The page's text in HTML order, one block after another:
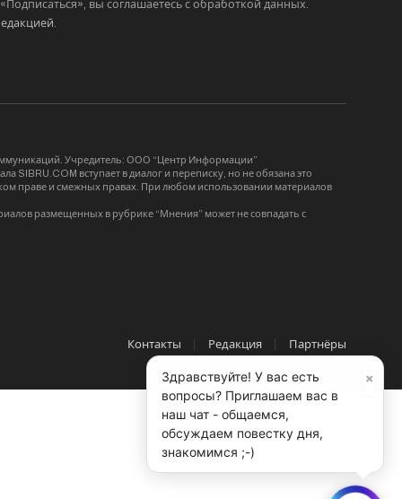
вы соглашаетесь с обработкой данных.
Учредитель: ООО “Центр Информации”
SIBRU.COM вступает в диалог и переписку, но не обязана это
праве и смежных правах. При любом использовании материалов
размещенных в рубрике “Мнения” может не совпадать с
Контакты Редакция Партнёры
×
Здравствуйте! У вас есть
вопросы? Приглашаем вас в
наш чат - общаемся,
обсуждаем повестку дня,
знакомимся ;-)